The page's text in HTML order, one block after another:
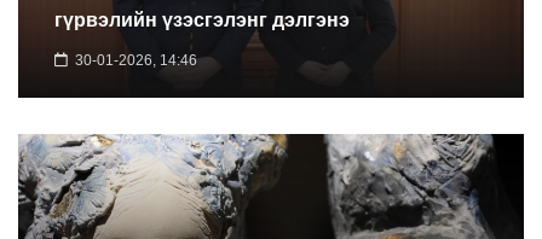
гүрвэлийн үзэсгэлэнг дэлгэнэ
30-01-2026, 14:46